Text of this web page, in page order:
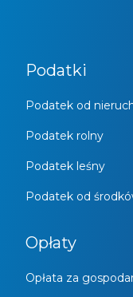
Podatki
Podatek od
Podatek rolny
Podatek leśny
Podatek od
Opłaty
Opłata za